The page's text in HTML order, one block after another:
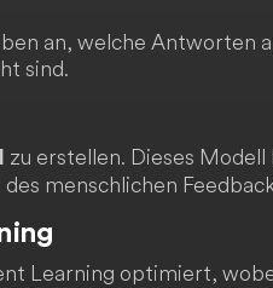
an, welche Antworten
sind.
zu erstellen. Dieses
menschlichen
Learning optimiert,